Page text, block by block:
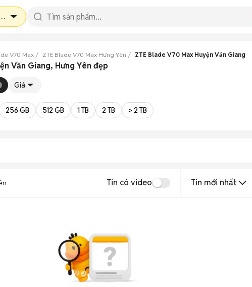
V70 Max ZTE Blade V70 Max Hưng Yên ZTE Blade V70 Max Huyện Văn Giang
Văn Giang, Hưng Yên đẹp
Giá
256 GB 512 GB 1 TB 2 TB > 2 TB
Tin có video Tin mới nhất